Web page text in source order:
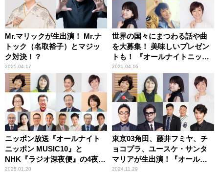
Mr.マリックが生出演！ Mr.ナ
トック（名取裕子）とマジッ
ク対決！？
2025.04.17
世界の国々にまつわる話や曲
を大募集！ 美味しいプレゼン
トも！ 『オールナイトニッポ
ン MUSIC10』
2025.04.16
ニッポン放送『オールナイト
ニッポン MUSIC10』と
NHK『ラジオ深夜便』の4夜連
続コラボレーション決定！
2025.01.20
東京03角田、藤井フミヤ、チ
ョコプラ、ユースケ・サンタ
マリアが生出演！『オールナ
イトニッポン MUSIC10』
2024.11.29